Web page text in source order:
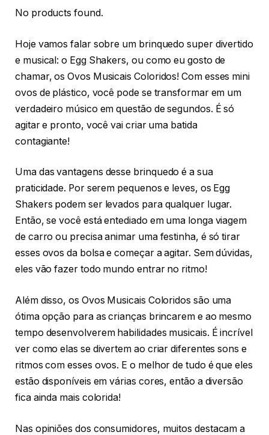
No products found.
Hoje vamos falar sobre um brinquedo super divertido
e musical: o Egg Shakers, ou como eu gosto de
chamar, os Ovos Musicais Coloridos! Com esses mini
ovos de plástico, você pode se transformar em um
verdadeiro músico em questão de segundos. É só
agitar e pronto, você vai criar uma batida
contagiante!
Uma das vantagens desse brinquedo é a sua
praticidade. Por serem pequenos e leves, os Egg
Shakers podem ser levados para qualquer lugar.
Então, se você está entediado em uma longa viagem
de carro ou precisa animar uma festinha, é só tirar
esses ovos da bolsa e começar a agitar. Sem dúvidas,
eles vão fazer todo mundo entrar no ritmo!
Além disso, os Ovos Musicais Coloridos são uma
ótima opção para as crianças brincarem e ao mesmo
tempo desenvolverem habilidades musicais. É incrível
ver como elas se divertem ao criar diferentes sons e
ritmos com esses ovos. E o melhor de tudo é que eles
estão disponíveis em várias cores, então a diversão
fica ainda mais colorida!
Nas opiniões dos consumidores, muitos destacam a